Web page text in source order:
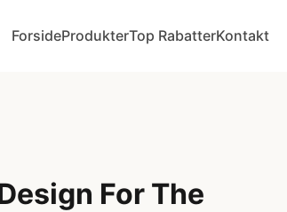
ForsideProdukterTop RabatterKontakt
For The